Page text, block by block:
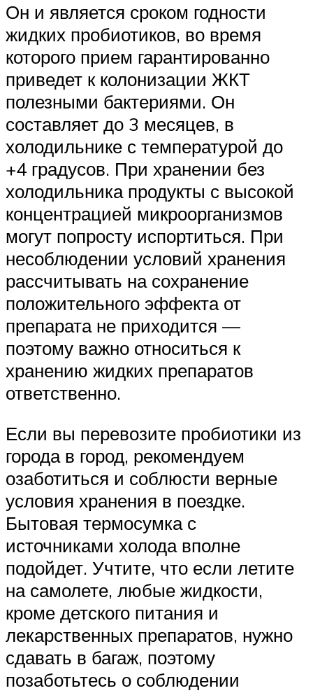
Он и является сроком годности
жидких пробиотиков, во время
которого прием гарантированно
приведет к колонизации ЖКТ
полезными бактериями. Он
составляет до 3 месяцев, в
холодильнике с температурой до
+4 градусов. При хранении без
холодильника продукты с высокой
концентрацией микроорганизмов
могут попросту испортиться. При
несоблюдении условий хранения
рассчитывать на сохранение
положительного эффекта от
препарата не приходится —
поэтому важно относиться к
хранению жидких препаратов
ответственно.
Если вы перевозите пробиотики из
города в город, рекомендуем
озаботиться и соблюсти верные
условия хранения в поездке.
Бытовая термосумка с
источниками холода вполне
подойдет. Учтите, что если летите
на самолете, любые жидкости,
кроме детского питания и
лекарственных препаратов, нужно
сдавать в багаж, поэтому
позаботьтесь о соблюдении